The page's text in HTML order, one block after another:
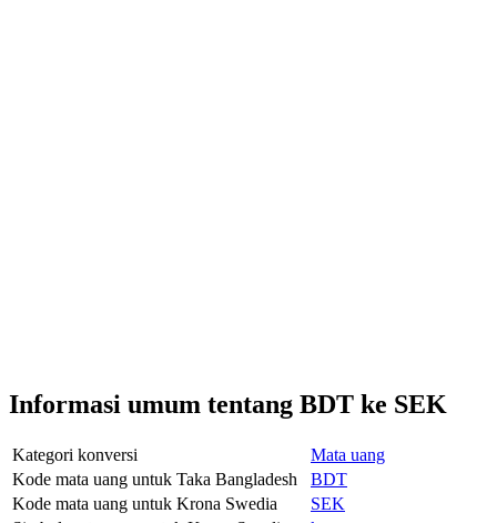
Informasi umum tentang BDT ke SEK
Kategori konversi
Mata uang
Kode mata uang untuk Taka Bangladesh
BDT
Kode mata uang untuk Krona Swedia
SEK